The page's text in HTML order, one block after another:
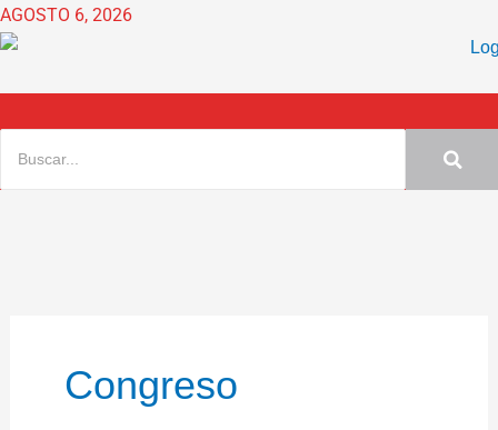
Ir
al
AGOSTO 6, 2026
Congreso